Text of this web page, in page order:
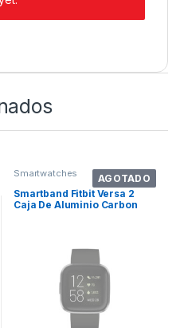
AGOTADO
Smartwatches
Smartband Fitbit Versa 2
Caja De Aluminio Carbon